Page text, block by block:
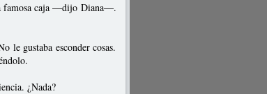
famosa caja —dijo Diana—.
gustaba esconder cosas.
¿Nada?